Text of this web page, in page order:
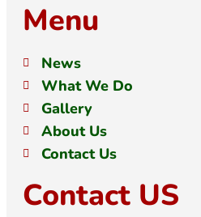
Menu
News
What We Do
Gallery
About Us
Contact Us
Contact US